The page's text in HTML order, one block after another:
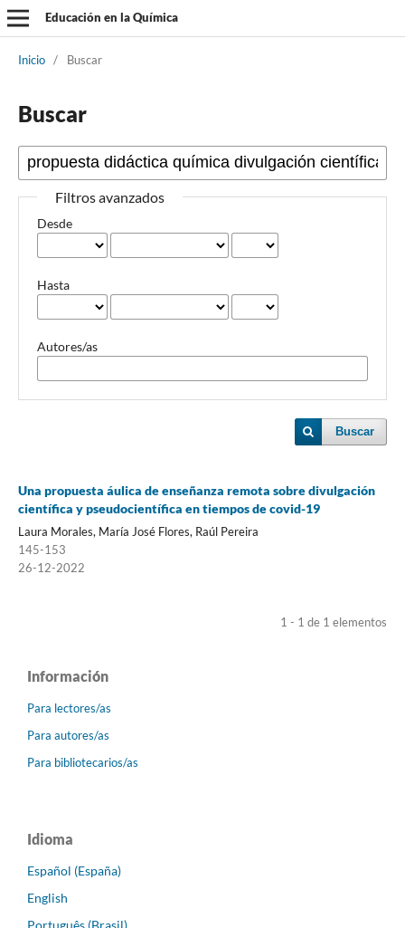
Educación en la Química
Inicio / Buscar
Buscar
Filtros avanzados
Desde
Hasta
Autores/as
Buscar
Una propuesta áulica de enseñanza remota sobre divulgación
científica y pseudocientífica en tiempos de covid-19
Laura Morales, María José Flores, Raúl Pereira
145-153
26-12-2022
1 - 1 de 1 elementos
Información
Para lectores/as
Para autores/as
Para bibliotecarios/as
Idioma
Español (España)
English
Português (Brasil)